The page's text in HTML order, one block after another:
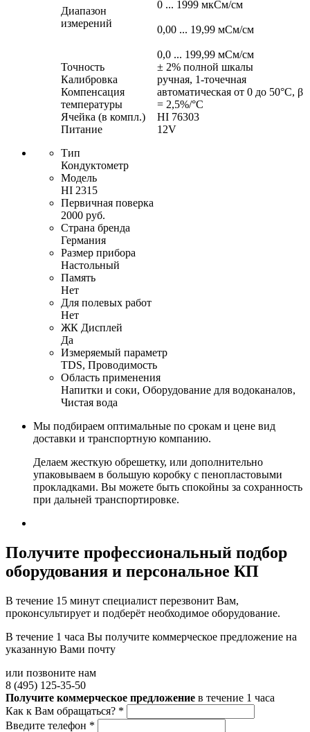
Диапазон
измерений
0 ... 1999 мкСм/см
0,00 ... 19,99 мСм/см
0,0 ... 199,99 мСм/см
Точность
± 2% полной шкалы
Калибровка
ручная, 1-точечная
Компенсация
температуры
автоматическая от 0 до 50°С, β
= 2,5%/°С
Ячейка (в компл.)
HI 76303
Питание
12V
Тип
Кондуктометр
Модель
HI 2315
Первичная поверка
2000 руб.
Страна бренда
Германия
Размер прибора
Настольный
Память
Нет
Для полевых работ
Нет
ЖК Дисплей
Да
Измеряемый параметр
TDS, Проводимость
Область применения
Напитки и соки, Оборудование для водоканалов,
Чистая вода
Мы подбираем оптимальные по срокам и цене вид
доставки и транспортную компанию.
Делаем жесткую обрешетку, или дополнительно
упаковываем в большую коробку с пенопластовыми
прокладками. Вы можете быть спокойны за сохранность
при дальней транспортировке.
Получите профессиональный подбор
оборудования и персональное КП
В течение 15 минут специалист перезвонит Вам,
проконсультирует и подберёт необходимое оборудование.
В течение 1 часа Вы получите коммерческое предложение на
указанную Вами почту
или позвоните нам
8 (495) 125-35-50
Получите коммерческое предложение в течение 1 часа
Как к Вам обращаться? *
Введите телефон *